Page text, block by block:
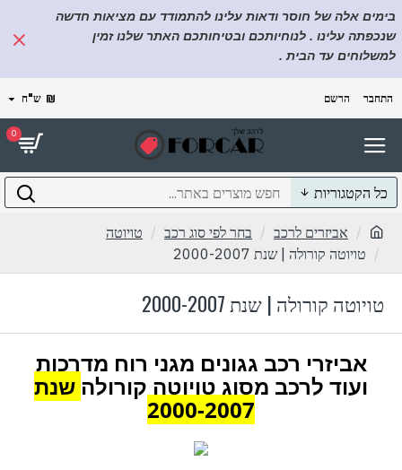
בימים אלה של חוסר ודאות עלינו להתמודד עם מציאות חדשה
שנכפתה עלינו . לנוחיותכם ובטיחותכם האתר שלנו זמין
למשלוחים עד הבית .
התחבר הרשם ₪ ש"ח
0
כל הקטגוריות
אביזרים לרכב בחר לפי סוג רכב
טויוטה
טויוטה קורולה | שנת 2000-2007
טויוטה קורולה | שנת 2000-2007
אביזרי רכב גגונים מגני רוח מדרכות
ועוד לרכב מסוג טויוטה קורולה שנת
2000-2007